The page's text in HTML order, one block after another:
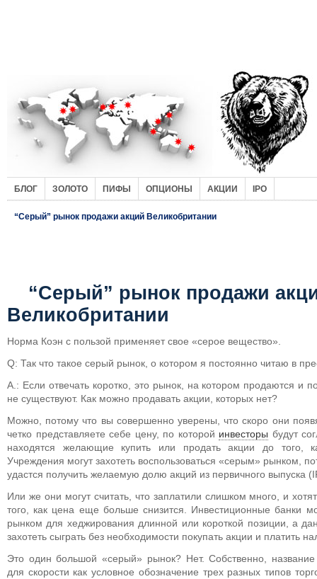
БЛОГ ЗОЛОТО ПИФЫ ОПЦИОНЫ АКЦИИ IPO
“Серый” рынок продажи акций Великобритании
“Серый” рынок продажи
Великобритании
Норма Коэн с пользой применяет свое «серое вещество».
Q: Так что такое серый рынок, о котором я постоянно читаю в
А.: Если отвечать коротко, это рынок, на котором продаются и
не существуют. Как можно продавать акции, которых нет?
Можно, потому что вы совершенно уверены, что скоро они
четко представляете себе цену, по которой инвесторы будут
находятся желающие купить или продать акции до того,
Учреждения могут захотеть воспользоваться «серым» рынком,
удастся получить желаемую долю акций из первичного выпуска
Или же они могут считать, что заплатили слишком много, и
того, как цена еще больше снизится. Инвестиционные банки
рынком для хеджирования длинной или короткой позиции, а
захотеть сыграть без необходимости покупать акции и платить
Это один большой «серый» рынок? Нет. Собственно,
для скорости как условное обозначение трех разных типов